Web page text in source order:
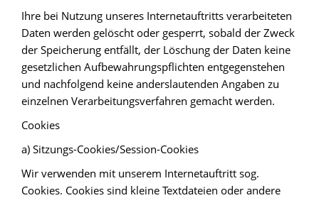
Ihre bei Nutzung unseres Internetauftritts verarbeiteten
Daten werden gelöscht oder gesperrt, sobald der Zweck
der Speicherung entfällt, der Löschung der Daten keine
gesetzlichen Aufbewahrungspflichten entgegenstehen
und nachfolgend keine anderslautenden Angaben zu
einzelnen Verarbeitungsverfahren gemacht werden.
Cookies
a) Sitzungs-Cookies/Session-Cookies
Wir verwenden mit unserem Internetauftritt sog.
Cookies. Cookies sind kleine Textdateien oder andere